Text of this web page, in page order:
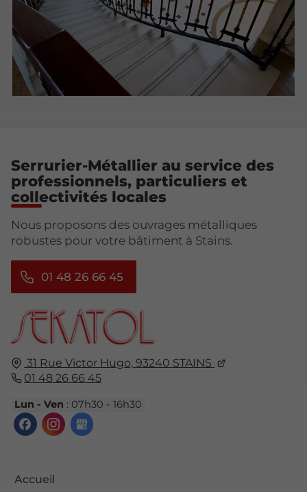
31 Rue Victor Hugo, 93240 STAINS
01 48 26 66 45
Lun - Ven : 07h30 - 16h30
Accueil
Serrurier-Métallier au service des
professionnels, particuliers et
collectivités locales
Nous proposons des ouvrages métalliques
robustes pour votre bâtiment à Stains.
01 48 26 66 45